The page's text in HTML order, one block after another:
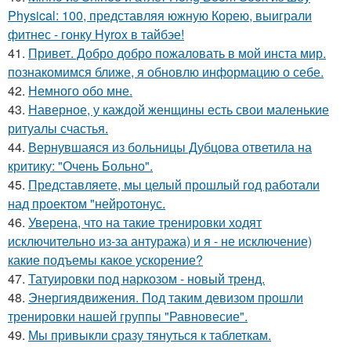
Physical: 100, представляя южную Корею, выиграли
фитнес - гонку Hyrox в тайбэе!
41. Привет. Добро добро пожаловать в мой инста мир.
познакомимся ближе, я обновлю информацию о себе.
42. Немного обо мне.
43. Наверное, у каждой женщины есть свои маленькие
ритуалы счастья.
44. Вернувшаяся из больницы Дубцова ответила на
критику: "Очень Больно".
45. Представляете, мы целый прошлый год работали
над проектом "нейротонус.
46. Уверена, что на такие тренировки ходят
исключительно из-за антуража) и я - не исключение)
какие подъемы какое ускорение?
47. Татуировки под наркозом - новый тренд.
48. Энергиядвижения. Под таким девизом прошли
тренировки нашей группы "Равновесие".
49. Мы привыкли сразу тянуться к таблеткам.